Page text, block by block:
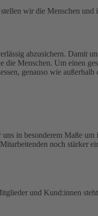
wir die Menschen
abzusichern. Damit
die Menschen. Um einen
genauso wie
in besonderem Maße
noch stärker
und Kund:innen